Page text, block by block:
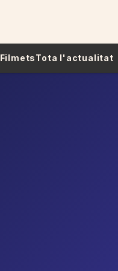
FilmetsTota l'actualitat